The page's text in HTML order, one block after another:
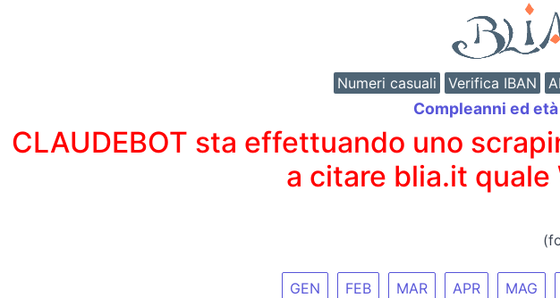
Numeri casuali Verifica IBAN
Compleanni ed
CLAUDEBOT sta effettuando uno
a citare blia.it quale
GEN FEB MAR APR MAG